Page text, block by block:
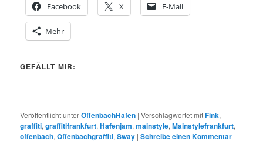
Facebook
X E-Mail
Mehr
GEFÄLLT MIR:
Veröffentlicht unterOffenbachHafen |Verschlagwortet mitFink,
graffiti,graffitifrankfurt,Hafenjam,mainstyle,Mainstylefrankfurt,
offenbach,Offenbachgraffiti,Sway |Schreibe einen Kommentar